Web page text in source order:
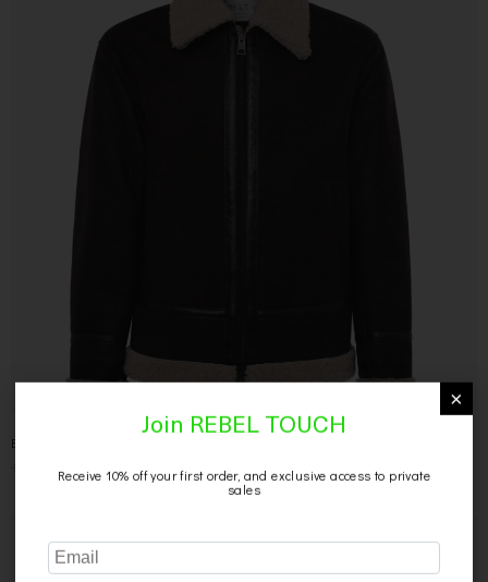
Emys giacca in montone
SCONTO 40%
×
Join REBEL TOUCH
Receive 10% off your first order, and exclusive access to private
sales